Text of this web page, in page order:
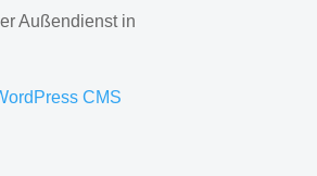
Außendienst in
CMS